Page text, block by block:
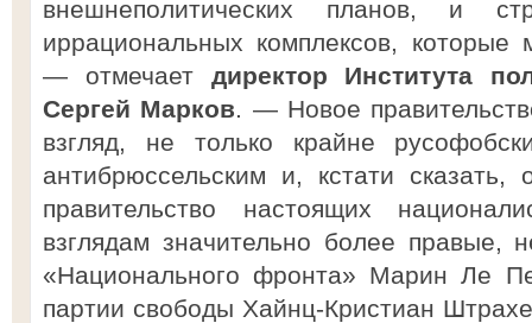
внешнеполитических планов, и
иррациональных комплексов, которые
— отмечает директор Института
Сергей Марков. — Новое
взгляд, не только крайне
антибрюссельским и, кстати сказать,
правительство настоящих
взглядам значительно более правые,
«Национального фронта» Марин Ле
партии свободы Хайнц-Кристиан